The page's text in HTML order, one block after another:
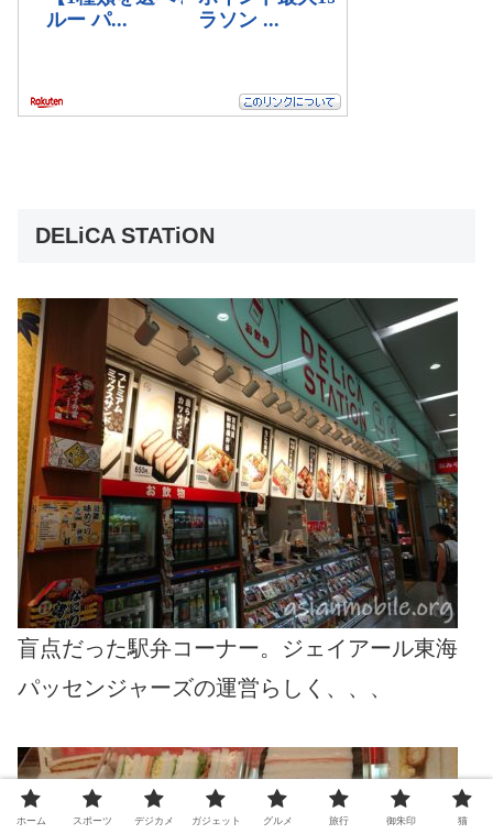
DELiCA STATiON
盲点だった駅弁コーナー。ジェイアール東海
パッセンジャーズの運営らしく、、、
ホーム スポーツ デジカメ ガジェット グルメ 旅行 御朱印 猫